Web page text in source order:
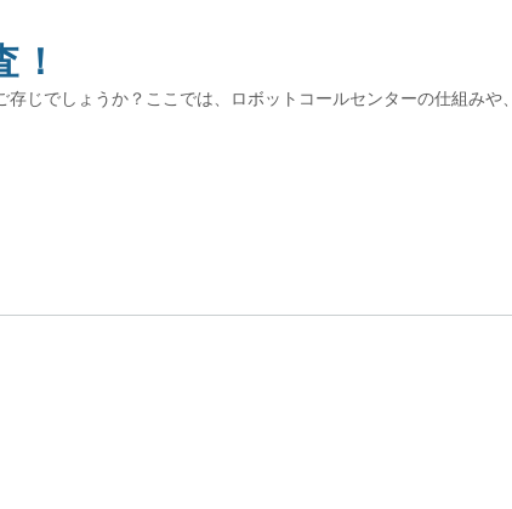
じでしょうか？ここでは、ロボットコールセンターの仕組み